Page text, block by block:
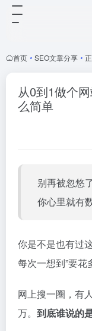
首页 • SEO文章分享 •
从0到1做个
么简单
别再被忽悠
你心里就有
你是不是也有过
每次一想到”要花
网上搜一圈，有
万。 到底谁说的